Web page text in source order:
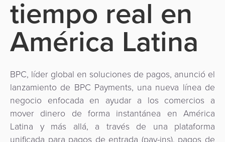
Préstamos
digitales
API
Administración
de
Comercios
Facturación
de
pago
Facturación
Gestión
de
riesgos
y
fraudes
de
compras
Aplicación
comerciante
Fidelización
Cobro
automatizado
Fraudes
como
Servicio
como
Servicio
Adquisición
de
Operador
de
transporte
Gobierno
Movilidad
Urbana
/
Transporte
Recursos
Organización
tiempo real en
América Latina
BPC, líder global en soluciones de pagos, anunció el
lanzamiento de BPC Payments, una nueva línea de
negocio enfocada en ayudar a los comercios a
mover dinero de forma instantánea en América
Latina y más allá, a través de una plataforma
unificada para pagos de entrada (pay-ins), pagos de